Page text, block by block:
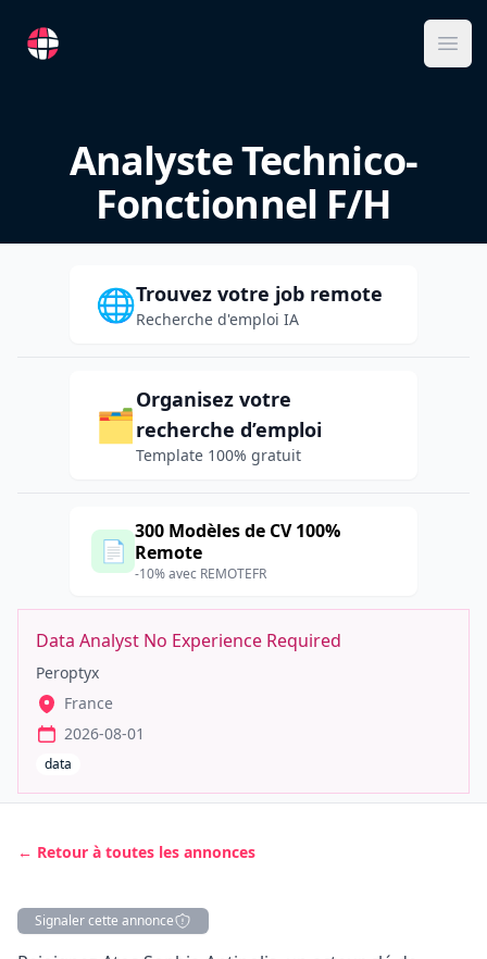
RemoteFR
Analyste Technico-
Fonctionnel F/H
🌐Trouvez votre job remote
Recherche d'emploi IA
🗂️
Organisez votre
recherche d’emploi
Template 100% gratuit
📄
300 Modèles de CV 100%
Remote
-10% avec REMOTEFR
Data Analyst No Experience Required
Peroptyx
France
2026-08-01
data
← Retour à toutes les annonces
Signaler cette annonce